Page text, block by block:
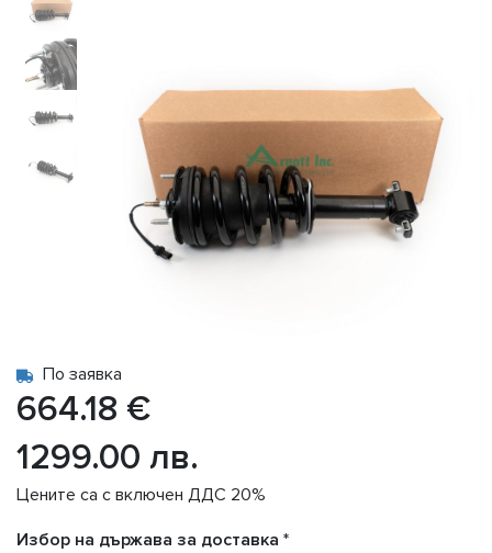
По заявка
664.18 €
1299.00 лв.
Цените са с включен ДДС 20%
Избор на държава за доставка *